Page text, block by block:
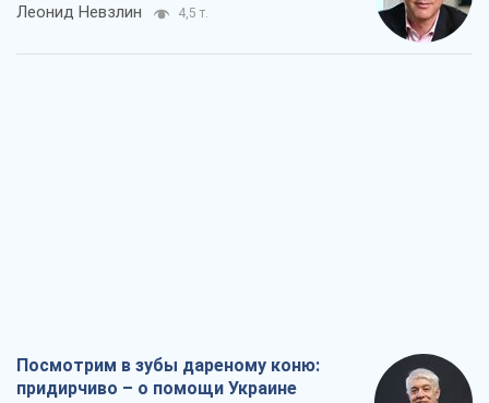
Леонид Невзлин 4,5 т.
Посмотрим в зубы дареному коню:
придирчиво – о помощи Украине